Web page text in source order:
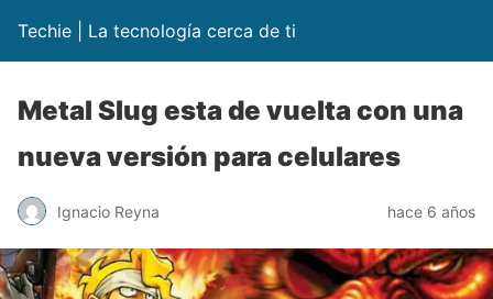
Techie | La tecnología cerca de ti
Metal Slug esta de vuelta con una
nueva versión para celulares
Ignacio Reyna hace 6 años